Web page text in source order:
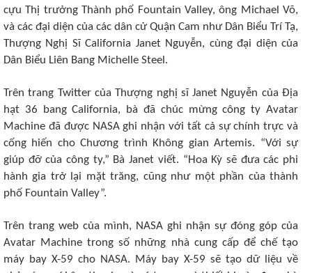
cựu Thị trưởng Thành phố Fountain Valley, ông Michael Võ,
và các đại diện của các dân cử Quận Cam như Dân Biểu Trí Tạ,
Thượng Nghị Sĩ California Janet Nguyễn, cùng đại diện của
Dân Biểu Liên Bang Michelle Steel.
Trên trang Twitter của Thượng nghị sĩ Janet Nguyễn của Địa
hạt 36 bang California, bà đã chúc mừng công ty Avatar
Machine đã được NASA ghi nhận với tất cả sự chính trực và
cống hiến cho Chương trình Không gian Artemis. “Với sự
giúp đỡ của công ty,” Bà Janet viết. “Hoa Kỳ sẽ đưa các phi
hành gia trở lại mặt trăng, cũng như một phần của thành
phố Fountain Valley”.
Trên trang web của mình, NASA ghi nhận sự đóng góp của
Avatar Machine trong số những nhà cung cấp để chế tạo
máy bay X-59 cho NASA. Máy bay X-59 sẽ tạo dữ liệu về